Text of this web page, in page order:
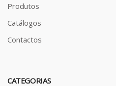
Produtos
Catálogos
Contactos
CATEGORIAS